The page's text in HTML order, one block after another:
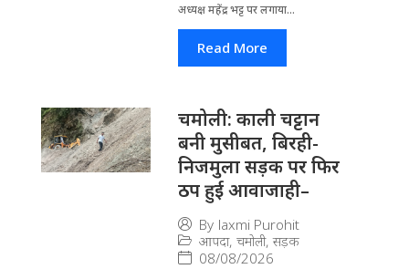
अध्यक्ष महेंद्र भट्ट पर लगाया...
Read More
चमोली: काली चट्टान
बनी मुसीबत, बिरही-
निजमुला सड़क पर फिर
ठप हुई आवाजाही–
By laxmi Purohit
आपदा, चमोली, सड़क
08/08/2026